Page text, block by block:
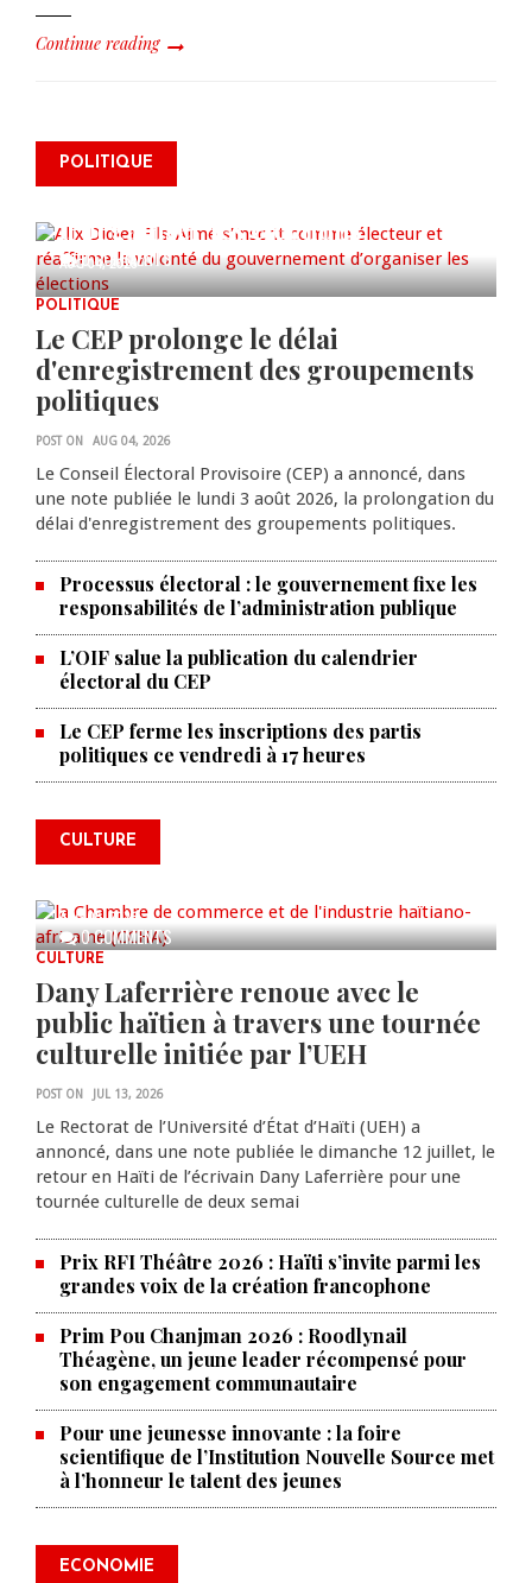
Continue reading
POLITIQUE
0 COMMENTS
Alix Didier Fils-Aimé s’inscrit
comme électeur et réaffirme la
d’organiser les élections
AUG 04, 2026
POLITIQUE
Le CEP prolonge le délai
d'enregistrement des groupements
politiques
POST ON AUG 04, 2026
Le Conseil Électoral Provisoire (CEP) a annoncé, dans
une note publiée le lundi 3 août 2026, la prolongation du
délai d'enregistrement des groupements politiques.
Processus électoral : le gouvernement fixe les
responsabilités de l’administration publique
L’OIF salue la publication du calendrier
électoral du CEP
Le CEP ferme les inscriptions des partis
politiques ce vendredi à 17 heures
CULTURE
0 COMMENTS
La Chambre de commerce et de
l'industrie haïtiano-africaine
commémorer le 235e
anniversaire de la cérémonie du
AUG 05, 2026
CULTURE
Dany Laferrière renoue avec le
public haïtien à travers une tournée
culturelle initiée par l’UEH
POST ON JUL 13, 2026
Le Rectorat de l’Université d’État d’Haïti (UEH) a
annoncé, dans une note publiée le dimanche 12 juillet, le
retour en Haïti de l’écrivain Dany Laferrière pour une
tournée culturelle de deux semai
Prix RFI Théâtre 2026 : Haïti s’invite parmi les
grandes voix de la création francophone
Prim Pou Chanjman 2026 : Roodlynail
Théagène, un jeune leader récompensé pour
son engagement communautaire
Pour une jeunesse innovante : la foire
scientifique de l’Institution Nouvelle Source met
à l’honneur le talent des jeunes
ECONOMIE
Produire le savoir pour
2ᵉ édition de ses Journées